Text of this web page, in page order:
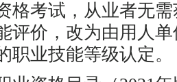
格考试，从业者无
评价，改为由用人
职业技能等级认定。